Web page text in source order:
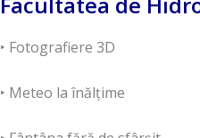
‣ Fotografiere 3D
‣ Meteo la înălțime